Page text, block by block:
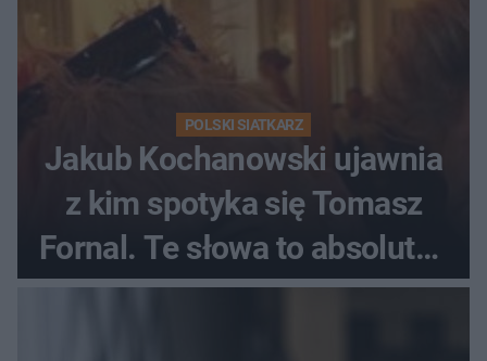
POLSKI SIATKARZ
Jakub Kochanowski ujawnia
z kim spotyka się Tomasz
Fornal. Te słowa to absolutny
hit